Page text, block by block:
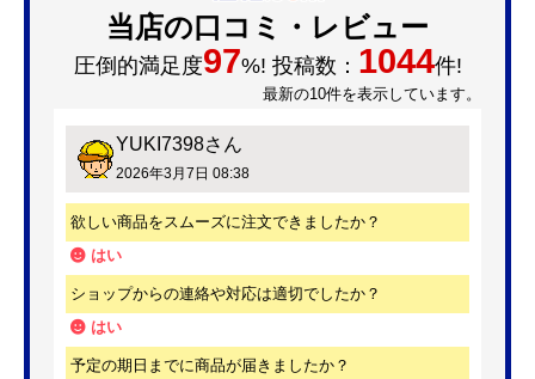
当店の口コミ・レビュー
圧倒的満足度97%! 投稿数： 1044件!
最新の10件を表示しています。
YUKI7398さん
2026年3月7日 08:38
欲しい商品をスムーズに注文できましたか？
はい
ショップからの連絡や対応は適切でしたか？
はい
予定の期日までに商品が届きましたか？